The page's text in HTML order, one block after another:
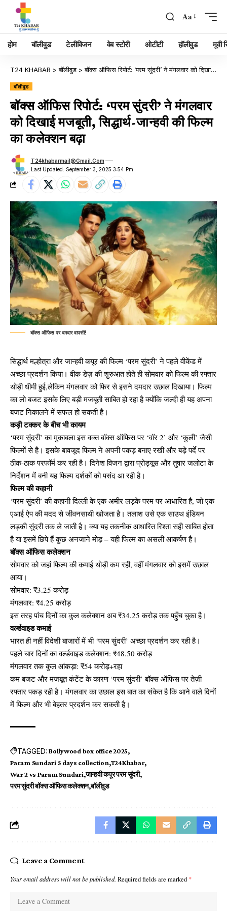
Aa
होम बॉलीवुड टेलीविजन वेब स्टोरी ओटीटी हॉलीवुड मूवी
T24 KHABAR >बॉलीवुड >बॉक्स ऑफिस रिपोर्ट: ‘परम सुंदरी’ ने मंगलवार को दिखाई मजबूती, सिद्धार्थ-जान्हवी की फिल्म का कलेक्शन बढ़ा
बॉलीवुड
बॉक्स ऑफिस रिपोर्ट: ‘परम सुंदरी’ ने मंगलवार
को दिखाई मजबूती, सिद्धार्थ-जान्हवी की फिल्म
का कलेक्शन बढ़ा
Last Updated: September 3, 2025 3:54 Pm
T24khabarmail@gmail.com
बॉक्स ऑफिस पर दमदार वापसी!
सिद्धार्थ मल्होत्रा और जान्हवी कपूर की फिल्म ‘परम सुंदरी’ ने पहले वीकेंड में
अच्छा प्रदर्शन किया। वीक डेज़ की शुरुआत होते ही सोमवार को फिल्म की रफ्तार
थोड़ी धीमी हुई,लेकिन मंगलवार को फिर से इसने दमदार उछाल दिखाया। फिल्म
का लो बजट इसके लिए बड़ी मजबूती साबित हो रहा है क्योंकि जल्दी ही यह अपना
बजट निकालने में सफल हो सकती है।
कड़ी टक्कर के बीच भी कायम
‘परम सुंदरी’ का मुकाबला इस वक्त बॉक्स ऑफिस पर ‘वॉर 2’ और ‘कुली’ जैसी
फिल्मों से है। इसके बावजूद फिल्म ने अपनी पकड़ बनाए रखी और बड़े पर्दे पर
ठीक-ठाक परफॉर्म कर रही है। दिनेश विजन द्वारा प्रोड्यूस और तुषार जलोटा के
निर्देशन में बनी यह फिल्म दर्शकों को पसंद आ रही है।
फिल्म की कहानी
‘परम सुंदरी’ की कहानी दिल्ली के एक अमीर लड़के परम पर आधारित है, जो एक
एआई ऐप की मदद से जीवनसाथी खोजता है। तलाश उसे एक साउथ इंडियन
लड़की सुंदरी तक ले जाती है। क्या यह तकनीक आधारित रिश्ता सही साबित होता
है या इसमें छिपे हैं कुछ अनजाने मोड़ – यही फिल्म का असली आकर्षण है।
बॉक्स ऑफिस कलेक्शन
सोमवार को जहां फिल्म की कमाई थोड़ी कम रही, वहीं मंगलवार को इसमें उछाल
आया।
सोमवार: ₹3.25 करोड़
मंगलवार: ₹4.25 करोड़
इस तरह पांच दिनों का कुल कलेक्शन अब ₹34.25 करोड़ तक पहुँच चुका है।
वर्ल्डवाइड कमाई
भारत ही नहीं विदेशी बाजारों में भी ‘परम सुंदरी’ अच्छा प्रदर्शन कर रही है।
पहले चार दिनों का वर्ल्डवाइड कलेक्शन: ₹48.50 करोड़
मंगलवार तक कुल आंकड़ा: ₹54 करोड़+रहा
कम बजट और मजबूत कंटेंट के कारण ‘परम सुंदरी’ बॉक्स ऑफिस पर तेज़ी
रफ्तार पकड़ रही है। मंगलवार का उछाल इस बात का संकेत है कि आने वाले दिनों
में फिल्म और भी बेहतर प्रदर्शन कर सकती है।
TAGGED: Bollywood box office 2025
Param Sundari 5 days collection T24Khabar
War 2 vs Param Sundari जान्हवी कपूर परम सुंदरी
परम सुंदरी बॉक्स ऑफिस कलेक्शन बॉलीवुड
Leave a Comment
Your email address will not be published. Required fields are marked *